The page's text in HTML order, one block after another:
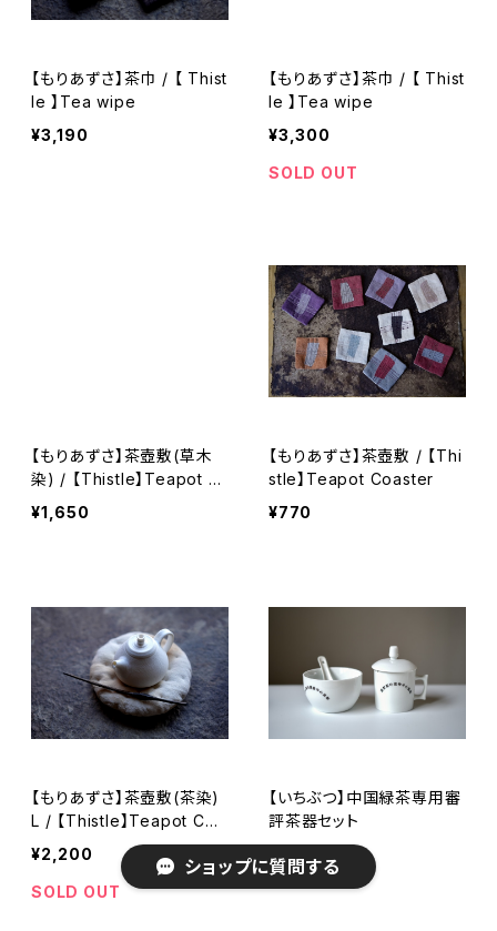
【もりあずさ】茶巾 / 【 Thist
le 】Tea wipe
¥3,190
【もりあずさ】茶巾 / 【 Thist
le 】Tea wipe
¥3,300
SOLD OUT
【もりあずさ】茶壺敷(草木
染) / 【Thistle】Teapot C
oaster
¥1,650
【もりあずさ】茶壺敷 / 【Thi
stle】Teapot Coaster
¥770
【もりあずさ】茶壺敷(茶染)
L / 【Thistle】Teapot Coa
ster L
¥2,200
SOLD OUT
【いちぶつ】中国緑茶専用審
評茶器セット
¥3,300
ショップに質問する